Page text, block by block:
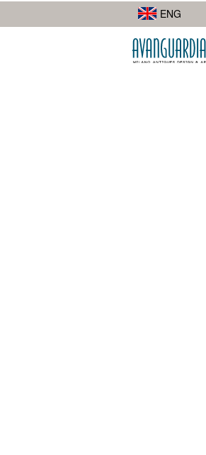
I suoi lavori di street photography mostrano
ENG